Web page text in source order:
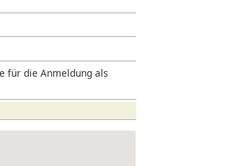
für die Anmeldung als